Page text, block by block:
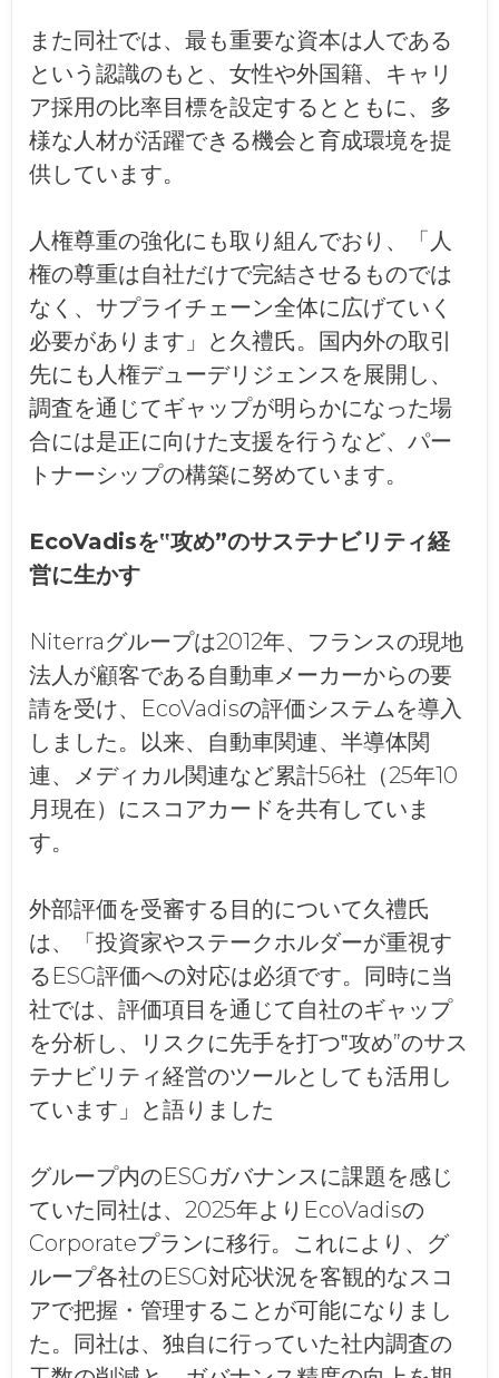
また同社では、最も重要な資本は人である
という認識のもと、女性や外国籍、キャリ
ア採用の比率目標を設定するとともに、多
様な人材が活躍できる機会と育成環境を提
供しています。
人権尊重の強化にも取り組んでおり、「人
権の尊重は自社だけで完結させるものでは
なく、サプライチェーン全体に広げていく
必要があります」と久禮氏。国内外の取引
先にも人権デューデリジェンスを展開し、
調査を通じてギャップが明らかになった場
合には是正に向けた支援を行うなど、パー
トナーシップの構築に努めています。
EcoVadisを‟攻め”のサステナビリティ経
営に生かす
Niterraグループは2012年、フランスの現地
法人が顧客である自動車メーカーからの要
請を受け、EcoVadisの評価システムを導入
しました。以来、自動車関連、半導体関
連、メディカル関連など累計56社（25年10
月現在）にスコアカードを共有していま
す。
外部評価を受審する目的について久禮氏
は、「投資家やステークホルダーが重視す
るESG評価への対応は必須です。同時に当
社では、評価項目を通じて自社のギャップ
を分析し、リスクに先手を打つ‟攻め”のサス
テナビリティ経営のツールとしても活用し
ています」と語りました
グループ内のESGガバナンスに課題を感じ
ていた同社は、2025年よりEcoVadisの
Corporateプランに移行。これにより、グ
ループ各社のESG対応状況を客観的なスコ
アで把握・管理することが可能になりまし
た。同社は、独自に行っていた社内調査の